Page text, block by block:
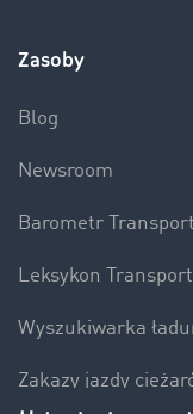
Zasoby
Blog
Newsroom
Barometr
Leksykon
Wyszukiwarka
Zakazy jazdy